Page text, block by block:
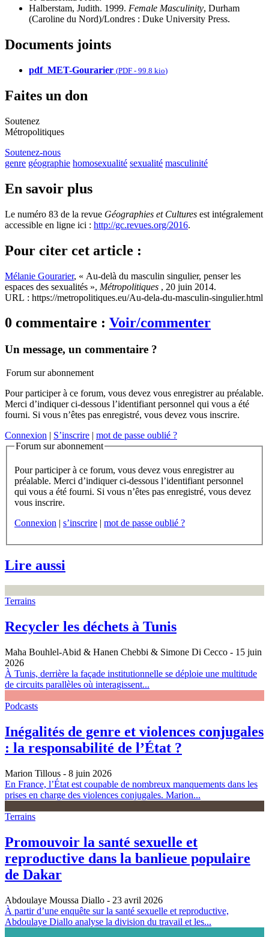
Halberstam, Judith. 1999. Female Masculinity, Durham
(Caroline du Nord)/Londres : Duke University Press.
Documents joints
pdf_MET-Gourarier (PDF - 99.8 kio)
Faites un don
Soutenez
Métropolitiques
Soutenez-nous
genre géographie homosexualité sexualité masculinité
En savoir plus
Le numéro 83 de la revue Géographies et Cultures est intégralement
accessible en ligne ici : http://gc.revues.org/2016.
Pour citer cet article :
Mélanie Gourarier, « Au-delà du masculin singulier, penser les
espaces des sexualités », Métropolitiques , 20 juin 2014.
URL : https://metropolitiques.eu/Au-dela-du-masculin-singulier.html
0 commentaire : Voir/commenter
Un message, un commentaire ?
Forum sur abonnement
Pour participer à ce forum, vous devez vous enregistrer au préalable.
Merci d’indiquer ci-dessous l’identifiant personnel qui vous a été
fourni. Si vous n’êtes pas enregistré, vous devez vous inscrire.
Connexion | S’inscrire | mot de passe oublié ?
Forum sur abonnement
Pour participer à ce forum, vous devez vous enregistrer au
préalable. Merci d’indiquer ci-dessous l’identifiant personnel
qui vous a été fourni. Si vous n’êtes pas enregistré, vous devez
vous inscrire.
Connexion | s’inscrire | mot de passe oublié ?
Lire aussi
Terrains
Recycler les déchets à Tunis
Maha Bouhlel-Abid & Hanen Chebbi & Simone Di Cecco - 15 juin
2026
À Tunis, derrière la façade institutionnelle se déploie une multitude
de circuits parallèles où interagissent...
Podcasts
Inégalités de genre et violences conjugales
: la responsabilité de l’État ?
Marion Tillous - 8 juin 2026
En France, l’État est coupable de nombreux manquements dans les
prises en charge des violences conjugales. Marion...
Terrains
Promouvoir la santé sexuelle et
reproductive dans la banlieue populaire
de Dakar
Abdoulaye Moussa Diallo - 23 avril 2026
À partir d’une enquête sur la santé sexuelle et reproductive,
Abdoulaye Diallo analyse la division du travail et les...